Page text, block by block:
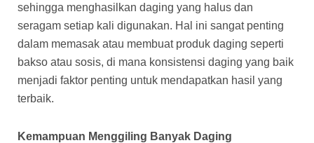
sehingga menghasilkan daging yang halus dan
seragam setiap kali digunakan. Hal ini sangat penting
dalam memasak atau membuat produk daging seperti
bakso atau sosis, di mana konsistensi daging yang baik
menjadi faktor penting untuk mendapatkan hasil yang
terbaik.
Kemampuan Menggiling Banyak Daging